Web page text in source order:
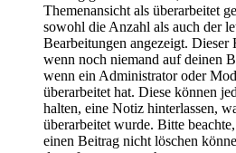
Themenansicht als überarbeitet
sowohl die Anzahl als auch der
Bearbeitungen angezeigt.
wenn noch niemand auf deinen
wenn ein Administrator oder
überarbeitet hat. Diese können
halten, eine Notiz hinterlassen,
überarbeitet wurde. Bitte
einen Beitrag nicht löschen